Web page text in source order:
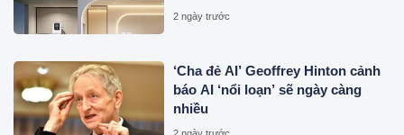
2 ngày trước
‘Cha đẻ AI’ Geoffrey Hinton cảnh
báo AI ‘nổi loạn’ sẽ ngày càng
nhiều